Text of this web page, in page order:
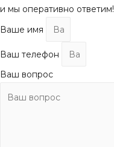
и мы оперативно ответим!
Ваше имя
Ваш телефон
Ваш вопрос